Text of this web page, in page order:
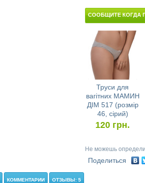
СООБЩИТЕ КОГДА
Труси для
вагітних МАМИН
ДІМ 517 (розмір
46, сірий)
120 грн.
Не можешь
Поделиться
КОММЕНТАРИИ ОТЗЫВЫ: 5